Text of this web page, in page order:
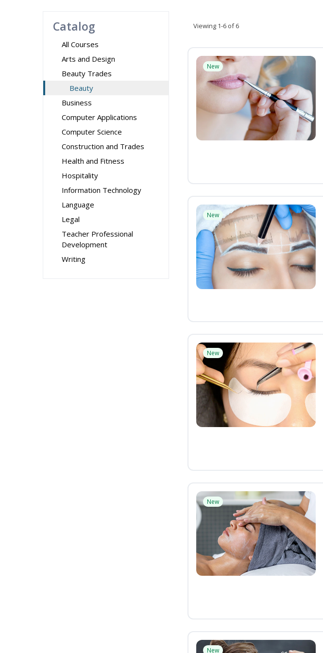
Catalog
All Courses
Arts and Design
Beauty Trades
Beauty
Business
Computer Applications
Computer Science
Construction and Trades
Health and Fitness
Hospitality
Information Technology
Language
Legal
Teacher Professional
Development
Writing
Viewing 1-6 of 6
New
New
New
New
New